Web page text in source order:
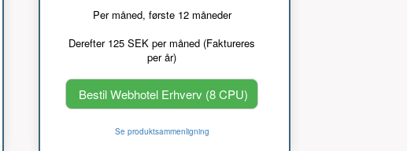
Per måned, første 12 måneder
Derefter 125 SEK per måned (Faktureres
per år)
Bestil Webhotel Erhverv (8 CPU)
Se produktsammenligning